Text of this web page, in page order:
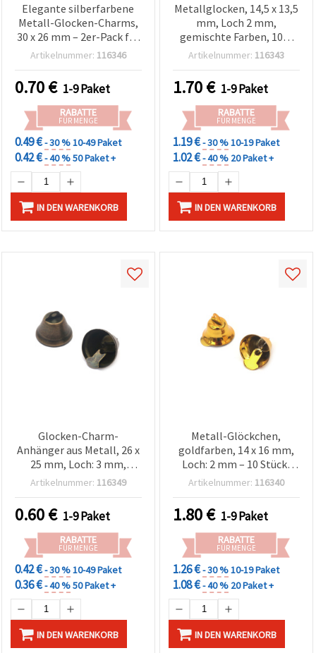
Elegante silberfarbene
Metall-Glocken-Charms,
30 x 26 mm – 2er-Pack für
Schmuckherstellung,
festliche Deko
Artikelnummer: 116346
0.70€ 1-9 Paket
RABATTE
FÜR MENGE
0.49 €- 30 %10-49 Paket
0.42 €- 40 %50 Paket +
IN DEN WARENKORB
Metallglocken, 14,5 x 13,5
mm, Loch 2 mm,
gemischte Farben, 10er
Pack – Bastelzubehör
Artikelnummer: 116343
1.70€ 1-9 Paket
RABATTE
FÜR MENGE
1.19 €- 30 %10-19 Paket
1.02 €- 40 % 20 Paket +
IN DEN WARENKORB
Glocken-Charm-
Anhänger aus Metall, 26 x
25 mm, Loch: 3 mm,
bronzefarben – 4 Stück,
Schmuckherstellung
Artikelnummer: 116349
0.60€ 1-9 Paket
RABATTE
FÜR MENGE
0.42 €- 30 %10-49 Paket
0.36 €- 40 %50 Paket +
IN DEN WARENKORB
Metall-Glöckchen,
goldfarben, 14 x 16 mm,
Loch: 2 mm – 10 Stück,
Bastelzubehör
Artikelnummer: 116340
1.80€ 1-9 Paket
RABATTE
FÜR MENGE
1.26 €- 30 %10-19 Paket
1.08 €- 40 % 20 Paket +
IN DEN WARENKORB